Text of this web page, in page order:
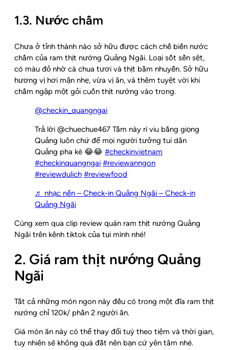
1.3. Nước chấm
Chưa ở tỉnh thành nào sở hữu được cách chế biến nước
chấm của ram thịt nướng Quảng Ngãi. Loại sốt sền sệt,
có màu đỏ nhờ cà chua tươi và thịt bằm nhuyễn. Sở hữu
hương vị hơi mặn nhẹ, vừa vị ăn, và thêm tuyệt vời khi
chấm ngập một gỏi cuốn thịt nướng vào trong.
@checkin_quangngai
Trả lời @chuechue467 Tầm này rì viu bằng giọng
Quảng luôn chứ để mọi người tưởng tui dân
Quảng pha kè 😂😂 #checkinvietnam
#checkinquangngai #reviewanngon
#reviewdulich #reviewfood
♬ nhạc nền – Check-in Quảng Ngãi – Check-in
Quảng Ngãi
Cùng xem qua clip review quán ram thịt nướng Quảng
Ngãi trên kênh tiktok của tụi mình nhé!
2. Giá ram thịt nướng Quảng
Ngãi
Tất cả những món ngon này đều có trong một đĩa ram thịt
nướng chỉ 120k/ phần 2 người ăn.
Giá món ăn này có thể thay đổi tuỳ theo tiệm và thời gian,
tuy nhiên sẽ không quá đắt nên bạn cứ yên tâm nhé.